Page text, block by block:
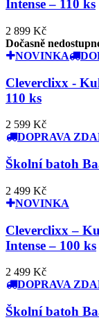
Intense – 110 ks
2 899 Kč
Dočasně
NOVINKA
Cleverclixx -
110 ks
2 599 Kč
DOPRAVA
Školní batoh
2 499 Kč
NOVINKA
Cleverclixx –
Intense – 100 ks
2 499 Kč
DOPRAVA
Školní batoh